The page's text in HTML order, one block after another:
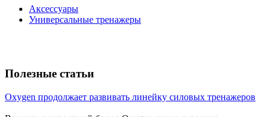
Аксессуары
Универсальные тренажеры
Полезные статьи
Oxygen продолжает развивать линейку силовых тренажеров